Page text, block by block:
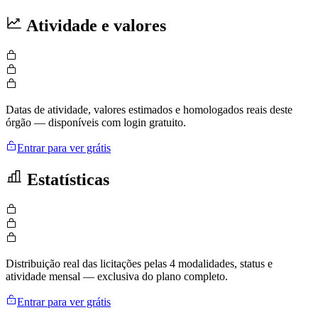
Atividade e valores
Datas de atividade, valores estimados e homologados reais deste
órgão — disponíveis com login gratuito.
Entrar para ver grátis
Estatísticas
Distribuição real das licitações pelas 4 modalidades, status e
atividade mensal — exclusiva do plano completo.
Entrar para ver grátis